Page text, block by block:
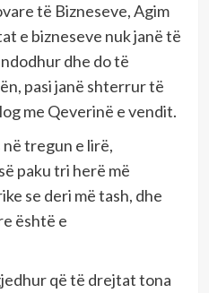
të Bizneseve, Agim
e bizneseve nuk janë të
dhe do të
pasi janë shterrur të
me Qeverinë e vendit.
në tregun e lirë,
paku tri herë më
se deri më tash, dhe
është e
që të drejtat tona